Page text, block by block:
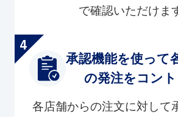
で確認いただけま
承認機能を使って
の発注をコン
各店舗からの注文に対して